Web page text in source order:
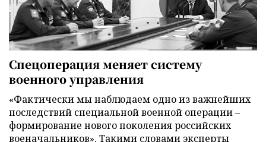
Спецоперация меняет систему
военного управления
«Фактически мы наблюдаем одно из важнейших
последствий специальной военной операции –
формирование нового поколения российских
военачальников». Такими словами эксперты